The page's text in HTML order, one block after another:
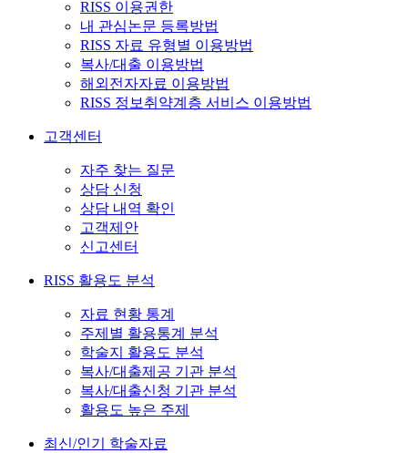
RISS 이용권한
내 관심논문 등록방법
RISS 자료 유형별 이용방법
복사/대출 이용방법
해외전자자료 이용방법
RISS 정보취약계층 서비스 이용방법
고객센터
자주 찾는 질문
상담 신청
상담 내역 확인
고객제안
신고센터
RISS 활용도 분석
자료 현황 통계
주제별 활용통계 분석
학술지 활용도 분석
복사/대출제공 기관 분석
복사/대출신청 기관 분석
활용도 높은 주제
최신/인기 학술자료